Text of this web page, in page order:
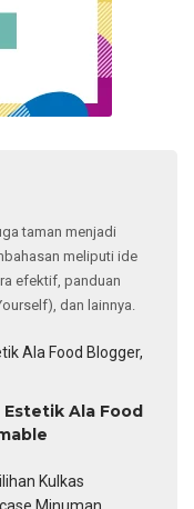
taman menjadi
meliputi ide
efektif, panduan
dan lainnya.
Ala Food